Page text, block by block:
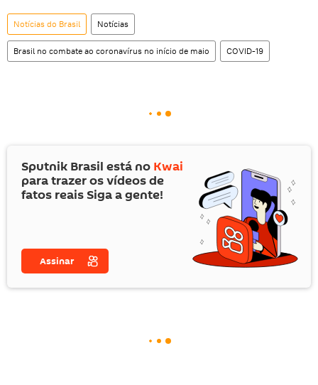
Notícias do Brasil Notícias
Brasil no combate ao coronavírus no início de maio COVID-19
Sputnik Brasil está no Kwai
para trazer os vídeos de
fatos reais Siga a gente!
Assinar